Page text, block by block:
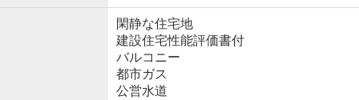
閑静な住宅地
建設住宅性能評価書付
バルコニー
都市ガス
公営水道